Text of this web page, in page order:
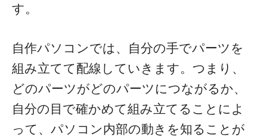
す。
自作パソコンでは、自分の手でパーツを
組み立てて配線していきます。つまり、
どのパーツがどのパーツにつながるか、
自分の目で確かめて組み立てることによ
って、パソコン内部の動きを知ることが